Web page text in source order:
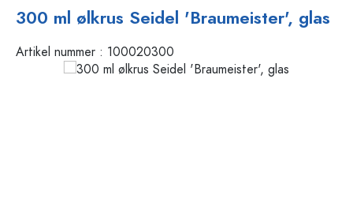
300 ml ølkrus Seidel 'Braumeister', glas
Artikel nummer : 100020300